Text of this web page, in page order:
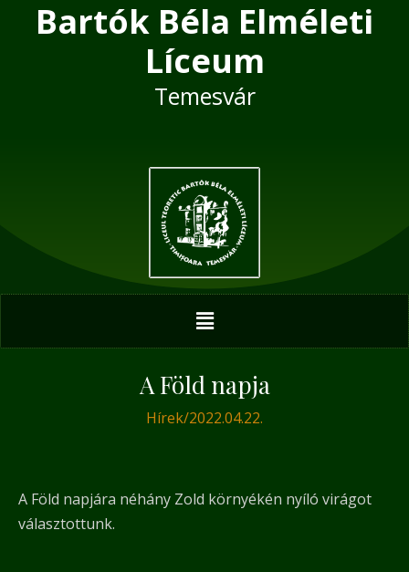
Bartók Béla Elméleti
Líceum
Temesvár
Menu
A Föld napja
Hírek/2022.04.22.
A Föld napjára néhány Zold környékén nyíló virágot
választottunk.
Post
navigation